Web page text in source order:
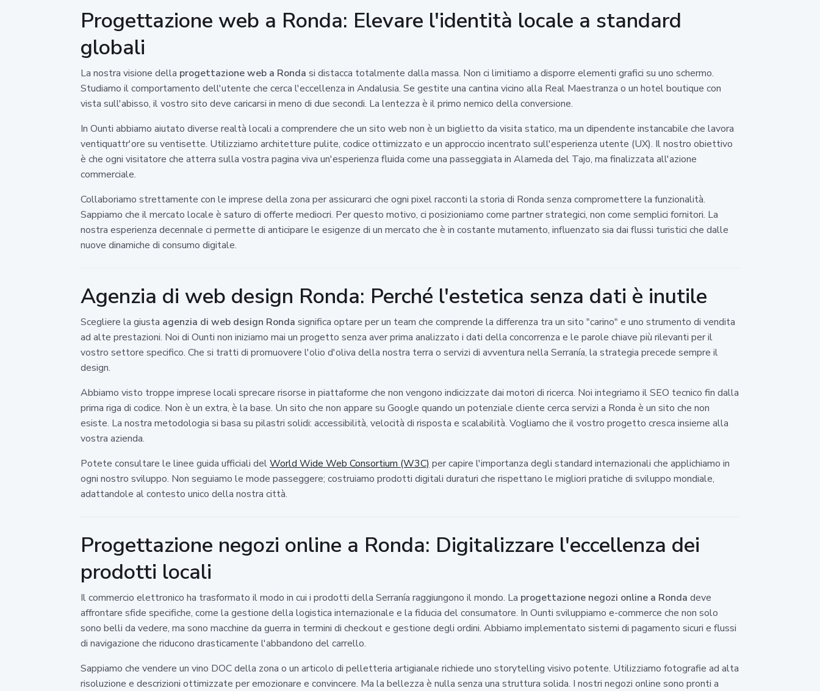
Progettazione web a Ronda: Elevare l'identità locale a standard
globali
La nostra visione della progettazione web a Ronda si distacca totalmente dalla massa. Non ci limitiamo a disporre elementi grafici su uno schermo.
Studiamo il comportamento dell'utente che cerca l'eccellenza in Andalusia. Se gestite una cantina vicino alla Real Maestranza o un hotel boutique con
vista sull'abisso, il vostro sito deve caricarsi in meno di due secondi. La lentezza è il primo nemico della conversione.
In Ounti abbiamo aiutato diverse realtà locali a comprendere che un sito web non è un biglietto da visita statico, ma un dipendente instancabile che lavora
ventiquattr'ore su ventisette. Utilizziamo architetture pulite, codice ottimizzato e un approccio incentrato sull'esperienza utente (UX). Il nostro obiettivo
è che ogni visitatore che atterra sulla vostra pagina viva un'esperienza fluida come una passeggiata in Alameda del Tajo, ma finalizzata all'azione
commerciale.
Collaboriamo strettamente con le imprese della zona per assicurarci che ogni pixel racconti la storia di Ronda senza compromettere la funzionalità.
Sappiamo che il mercato locale è saturo di offerte mediocri. Per questo motivo, ci posizioniamo come partner strategici, non come semplici fornitori. La
nostra esperienza decennale ci permette di anticipare le esigenze di un mercato che è in costante mutamento, influenzato sia dai flussi turistici che dalle
nuove dinamiche di consumo digitale.
Agenzia di web design Ronda: Perché l'estetica senza dati è inutile
Scegliere la giusta agenzia di web design Ronda significa optare per un team che comprende la differenza tra un sito "carino" e uno strumento di vendita
ad alte prestazioni. Noi di Ounti non iniziamo mai un progetto senza aver prima analizzato i dati della concorrenza e le parole chiave più rilevanti per il
vostro settore specifico. Che si tratti di promuovere l'olio d'oliva della nostra terra o servizi di avventura nella Serranía, la strategia precede sempre il
design.
Abbiamo visto troppe imprese locali sprecare risorse in piattaforme che non vengono indicizzate dai motori di ricerca. Noi integriamo il SEO tecnico fin dalla
prima riga di codice. Non è un extra, è la base. Un sito che non appare su Google quando un potenziale cliente cerca servizi a Ronda è un sito che non
esiste. La nostra metodologia si basa su pilastri solidi: accessibilità, velocità di risposta e scalabilità. Vogliamo che il vostro progetto cresca insieme alla
vostra azienda.
Potete consultare le linee guida ufficiali delWorld Wide Web Consortium (W3C) per capire l'importanza degli standard internazionali che applichiamo in
ogni nostro sviluppo. Non seguiamo le mode passeggere; costruiamo prodotti digitali duraturi che rispettano le migliori pratiche di sviluppo mondiale,
adattandole al contesto unico della nostra città.
Progettazione negozi online a Ronda: Digitalizzare l'eccellenza dei
prodotti locali
Il commercio elettronico ha trasformato il modo in cui i prodotti della Serranía raggiungono il mondo. La progettazione negozi online a Ronda deve
affrontare sfide specifiche, come la gestione della logistica internazionale e la fiducia del consumatore. In Ounti sviluppiamo e-commerce che non solo
sono belli da vedere, ma sono macchine da guerra in termini di checkout e gestione degli ordini. Abbiamo implementato sistemi di pagamento sicuri e flussi
di navigazione che riducono drasticamente l'abbandono del carrello.
Sappiamo che vendere un vino DOC della zona o un articolo di pelletteria artigianale richiede uno storytelling visivo potente. Utilizziamo fotografie ad alta
risoluzione e descrizioni ottimizzate per emozionare e convincere. Ma la bellezza è nulla senza una struttura solida. I nostri negozi online sono pronti a